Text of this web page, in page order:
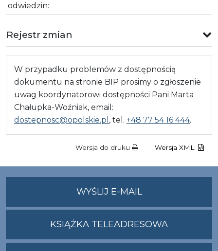
odwiedzin:
Rejestr zmian
W przypadku problemów z dostępnością
dokumentu na stronie BIP prosimy o zgłoszenie
uwag koordynatorowi dostępności Pani Marta
Chałupka-Woźniak, email:
dostepnosc@opolskie.pl , tel. +48 77 54 16 444.
Wersja do druku Wersja XML
WYŚLIJ E-MAILNA
ADRES
KSIĄŻKA TELEADRESOWA